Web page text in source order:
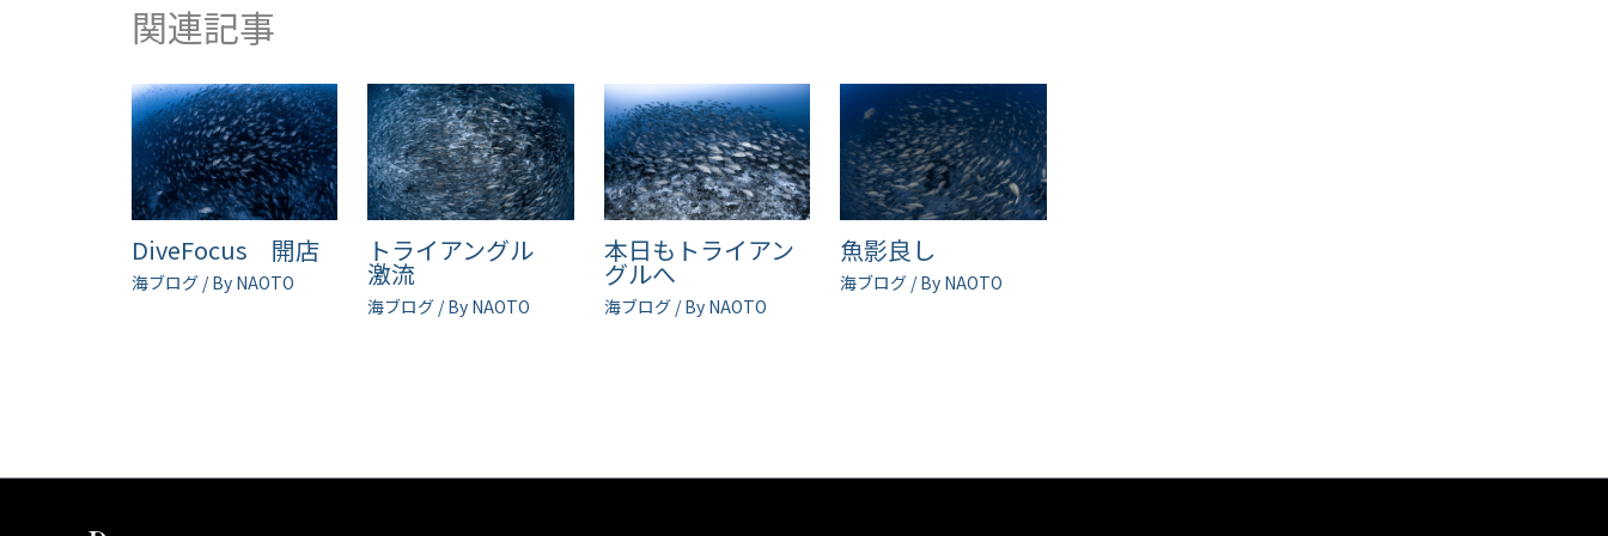
関連記事
DiveFocus 開店
海ブログ/ By NAOTO
トライアングル
激流
海ブログ / By NAOTO
本日もトライアン
グルへ
海ブログ/ By NAOTO
魚影良し
海ブログ / By NAOTO